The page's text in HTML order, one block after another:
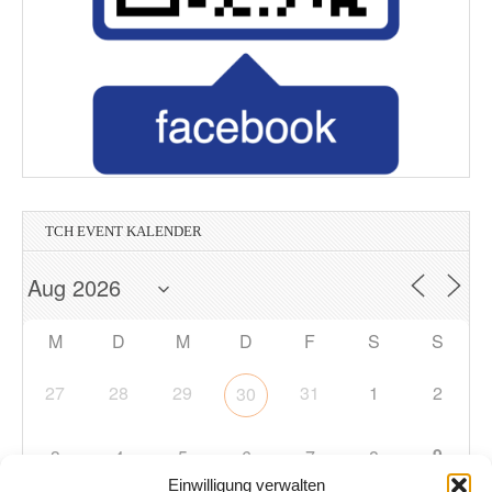
Einwilligung verwalten
TCH EVENT KALENDER
M D M D F S S
27 28 29 30 31 1 2
3 4 5 6 7 8 9